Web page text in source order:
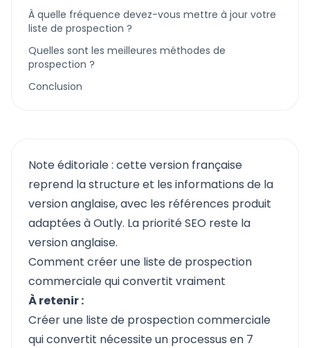
À quelle fréquence devez-vous mettre à jour votre
liste de prospection ?
Quelles sont les meilleures méthodes de
prospection ?
Conclusion
Note éditoriale : cette version française
reprend la structure et les informations de la
version anglaise, avec les références produit
adaptées à Outly. La priorité SEO reste la
version anglaise.
Comment créer une liste de prospection
commerciale qui convertit vraiment
À retenir :
Créer une liste de prospection commerciale
qui convertit nécessite un processus en 7